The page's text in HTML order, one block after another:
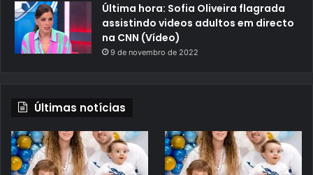
Última hora: Sofia Oliveira flagrada
assistindo videos adultos em directo
na CNN (Vídeo)
9 de novembro de 2022
Últimas notícias